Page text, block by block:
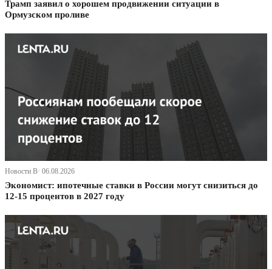
Трамп заявил о хорошем продвижении ситуации в
Ормузском проливе
Новости В· 06.08.2026
Экономист: ипотечные ставки в России могут снизиться до
12-15 процентов в 2027 году